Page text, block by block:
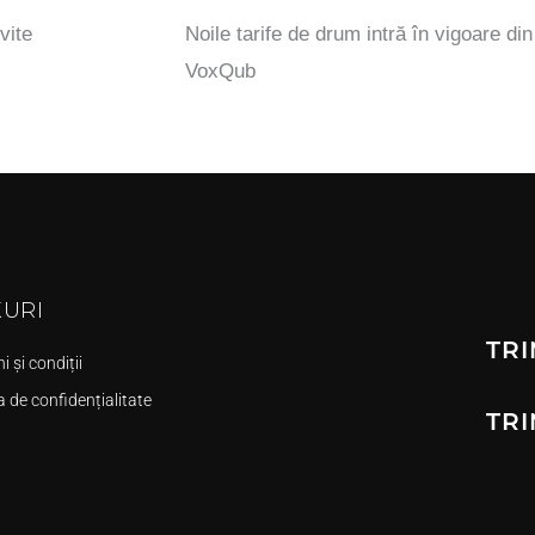
Noile tarife de drum intră în vigoare
VoxQub
și condiții
de confidențialitate